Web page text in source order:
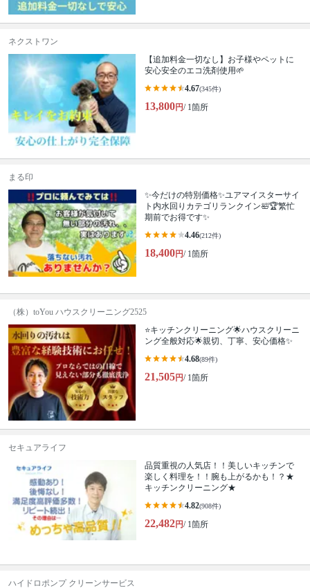
ネクストワン
【追加料金一切なし】お子様やペットに
安心安全のエコ洗剤使用🌱
4.67(345件)
13,800円/ 1箇所
まる印
✨今だけの特別価格✨ユアマイスターサイ
ト内水回りカテゴリランクイン🛀🏆繁忙
期前でお得です✨
4.46(212件)
18,400円/ 1箇所
（株）toYou ハウスクリーニング2525
⭐️キッチンクリーニング🌟ハウスクリーニ
ング全般対応🌟親切、丁寧、安心価格✨
4.68(89件)
21,505円/ 1箇所
セキュアライフ
品質重視の人気店！！美しいキッチンで
楽しく料理を！！腕も上がるかも！？★
キッチンクリーニング★
4.82(908件)
22,482円/ 1箇所
ハイドロポンプ クリーンサービス